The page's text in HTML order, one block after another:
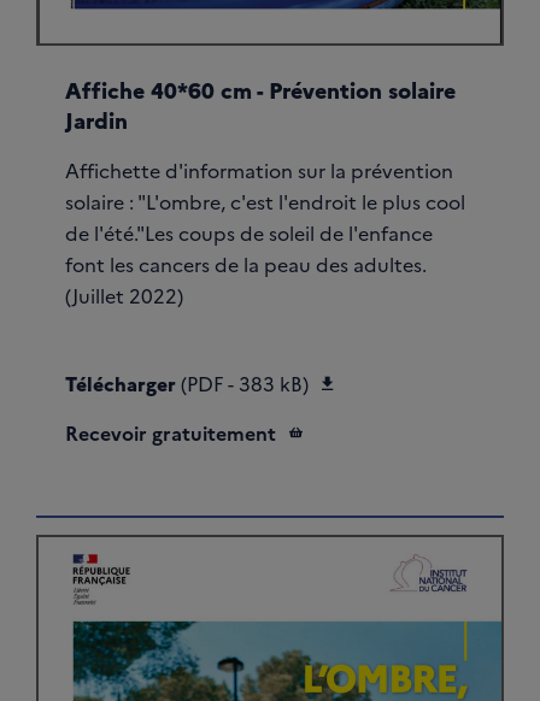
Affiche 40*60 cm - Prévention solaire
Jardin
Affichette d'information sur la prévention
solaire : "L'ombre, c'est l'endroit le plus cool
de l'été."Les coups de soleil de l'enfance
font les cancers de la peau des adultes.
(Juillet 2022)
Télécharger(PDF - 383 kB)
Recevoir gratuitement